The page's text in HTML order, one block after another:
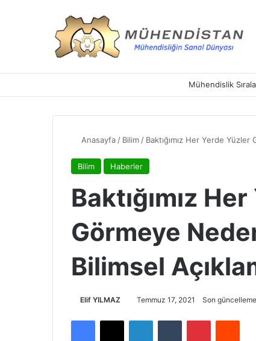
Mühendislik
Anasayfa / Bilim / Baktığımız Her Yerde
Bilim Haberler
Baktığımız
Görmeye
Bilimsel
Elif YILMAZ Temmuz 17, 2021 Son
Facebook
X LinkedInTumblr Pinterest